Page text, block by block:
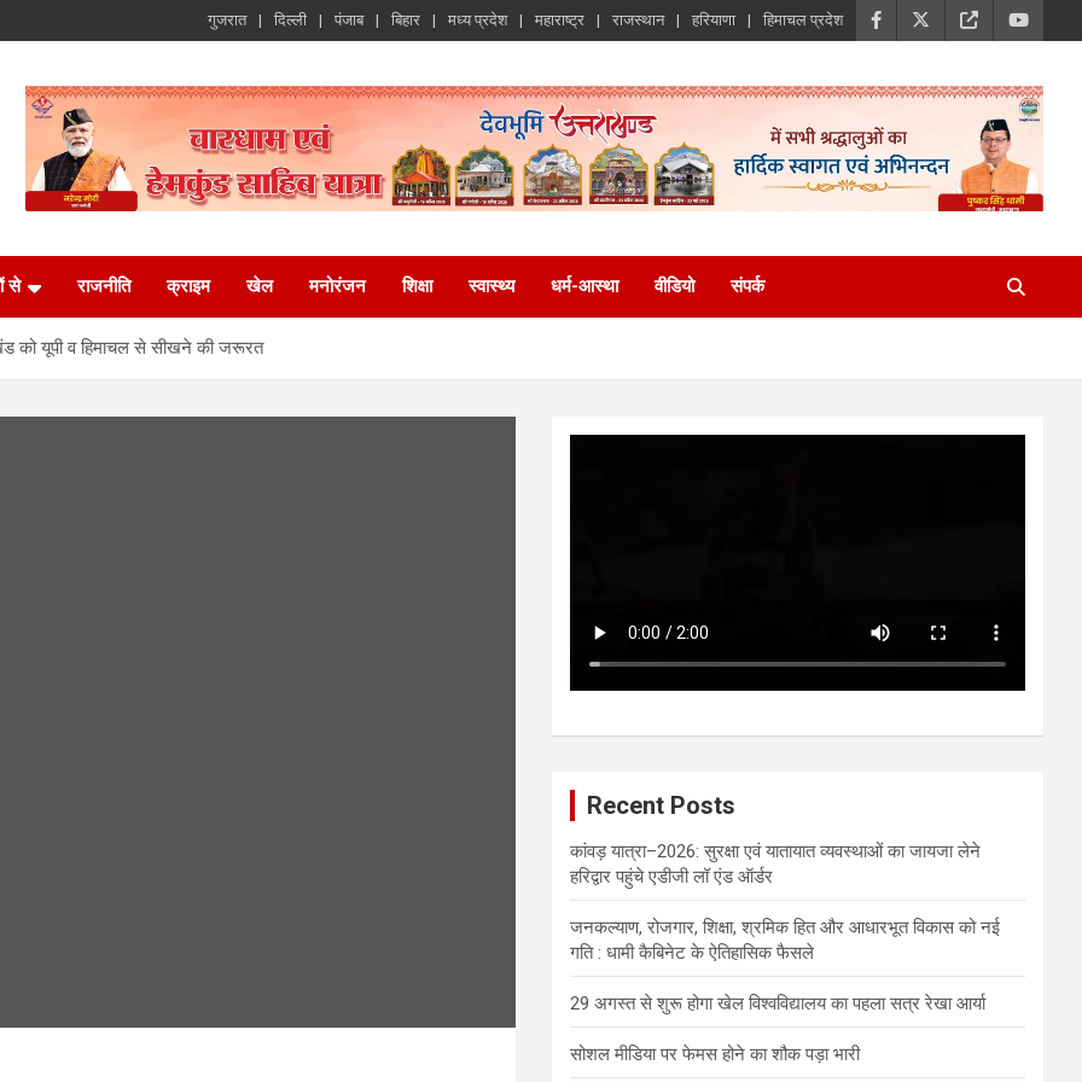
गुजरात दिल्ली पंजाब बिहार मध्य प्रदेश महाराष्ट्र राजस्थान हरियाणा हिमाचल प्रदेश
से राजनीति क्राइम खेल मनोरंजन शिक्षा स्वास्थ्य धर्म-आस्था वीडियो संपर्क
को यूपी व हिमाचल से सीखने की जरूरत
Recent Posts
कांवड़ यात्रा–2026: सुरक्षा एवं यातायात व्यवस्थाओं का जायजा लेने
हरिद्वार पहुंचे एडीजी लॉ एंड ऑर्डर
जनकल्याण, रोजगार, शिक्षा, श्रमिक हित और आधारभूत विकास को नई
गति : धामी कैबिनेट के ऐतिहासिक फैसले
29 अगस्त से शुरू होगा खेल विश्वविद्यालय का पहला सत्र रेखा आर्या
सोशल मीडिया पर फेमस होने का शौक पड़ा भारी